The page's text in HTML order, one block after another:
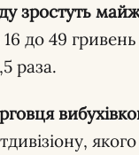
зростуть
до 49
раза.